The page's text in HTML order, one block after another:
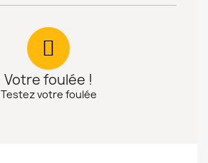
Votre foulée !
Testez votre foulée